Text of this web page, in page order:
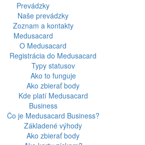
Prevádzky
Naše prevádzky
Zoznam a kontakty
Medusacard
O Medusacard
Registrácia do Medusacard
Typy statusov
Ako to funguje
Ako zbierať body
Kde platí Medusacard
Business
Čo je Medusacard Business?
Základené výhody
Ako zbierať body